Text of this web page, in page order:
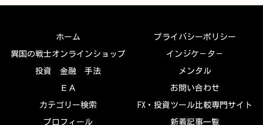
ホーム プライバシーポリシー
異国の戦士オンラインショップ インジケ－タ－
投資 金融 手法 メンタル
ＥＡ お問い合わせ
カテゴリー検索 FX・投資ツール比較専門サイト
プロフィール 新着記事一覧